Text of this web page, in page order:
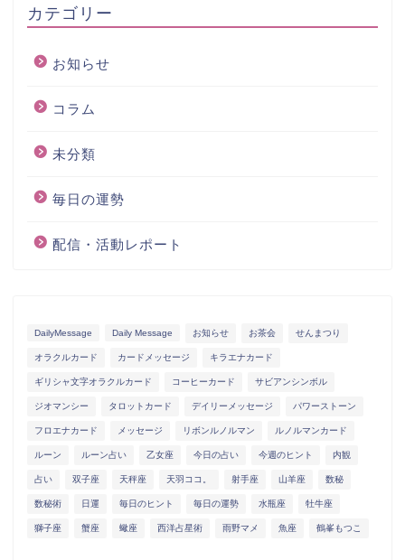
カテゴリー
お知らせ
コラム
未分類
毎日の運勢
配信・活動レポート
DailyMessage Daily Message お知らせ お茶会 せんまつり
オラクルカード カードメッセージ キラエナカード
ギリシャ文字オラクルカード コーヒーカード サビアンシンボル
ジオマンシー タロットカード デイリーメッセージ パワーストーン
フロエナカード メッセージ リボンルノルマン ルノルマンカード
ルーン ルーン占い 乙女座 今日の占い 今週のヒント 内観
占い 双子座 天秤座 天羽ココ。 射手座 山羊座 数秘
数秘術 日運 毎日のヒント 毎日の運勢 水瓶座 牡牛座
獅子座 蟹座 蠍座 西洋占星術 雨野マメ 魚座 鶴峯もつこ